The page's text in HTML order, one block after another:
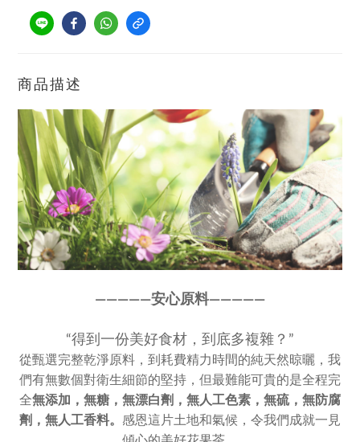
商品描述
—————安心原料—————
“得到一份美好食材，到底多複雜？”
從甄選完整乾淨原料，到耗費精力時間的純天然晾曬，我
們有無數個對衛生細節的堅持，但最難能可貴的是全程完
全無添加， 無糖，無漂白劑，無人工色素， 無硫，無防腐
劑，無人工香料。 感恩這片土地和氣候，令我們成就一見